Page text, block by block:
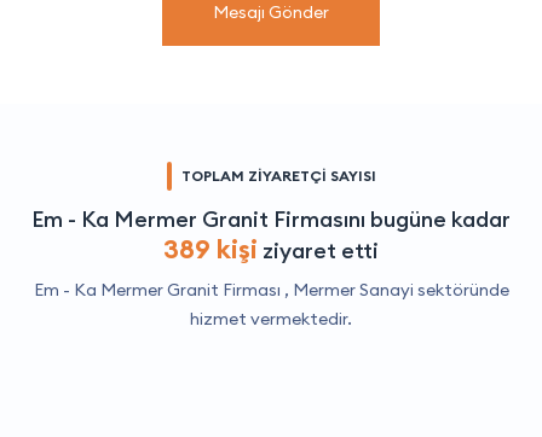
Mesajı Gönder
TOPLAM ZİYARETÇİ SAYISI
Em - Ka Mermer Granit Firmasını bugüne kadar
389 kişi ziyaret etti
Em - Ka Mermer Granit Firması , Mermer Sanayi sektöründe
hizmet vermektedir.